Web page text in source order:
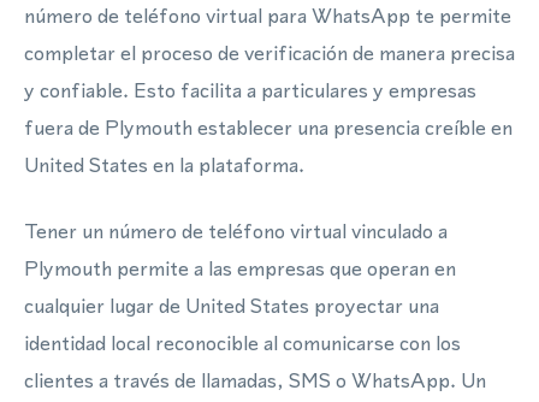
número de teléfono virtual para WhatsApp te permite
completar el proceso de verificación de manera precisa
y confiable. Esto facilita a particulares y empresas
fuera de Plymouth establecer una presencia creíble en
United States en la plataforma.
Tener un número de teléfono virtual vinculado a
Plymouth permite a las empresas que operan en
cualquier lugar de United States proyectar una
identidad local reconocible al comunicarse con los
clientes a través de llamadas, SMS o WhatsApp. Un